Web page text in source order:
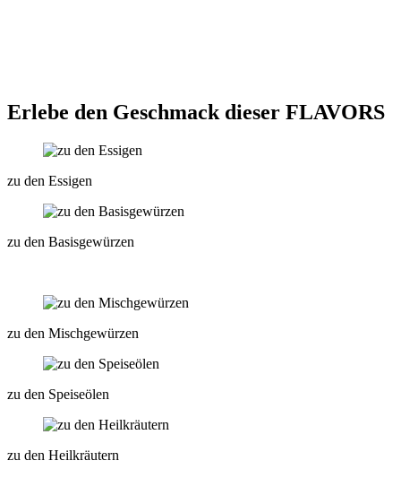
Erlebe den Geschmack dieser FLAVORS
zu den Essigen
zu den Basisgewürzen
zu den Mischgewürzen
zu den Speiseölen
zu den Heilkräutern